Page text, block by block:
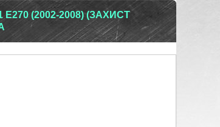
(2002-2008) (ЗАХИСТ